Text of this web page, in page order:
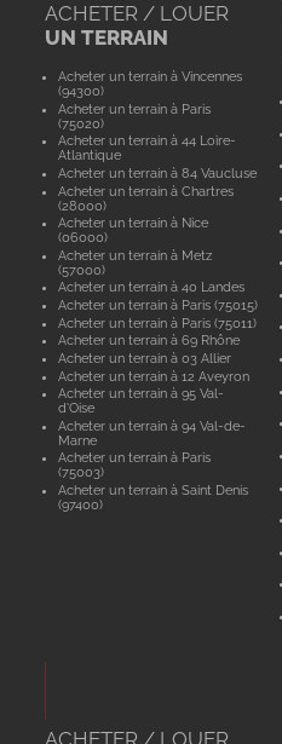
ACHETER / LOUER
UN TERRAIN
Acheter un terrain à Vincennes
(94300)
Acheter un terrain à Paris
(75020)
Acheter un terrain à 44 Loire-
Atlantique
Acheter un terrain à 84 Vaucluse
Acheter un terrain à Chartres
(28000)
Acheter un terrain à Nice
(06000)
Acheter un terrain à Metz
(57000)
Acheter un terrain à 40 Landes
Acheter un terrain à Paris (75015)
Acheter un terrain à Paris (75011)
Acheter un terrain à 69 Rhône
Acheter un terrain à 03 Allier
Acheter un terrain à 12 Aveyron
Acheter un terrain à 95 Val-
d'Oise
Acheter un terrain à 94 Val-de-
Marne
Acheter un terrain à Paris
(75003)
Acheter un terrain à Saint Denis
(97400)
ACHETER / LOUER